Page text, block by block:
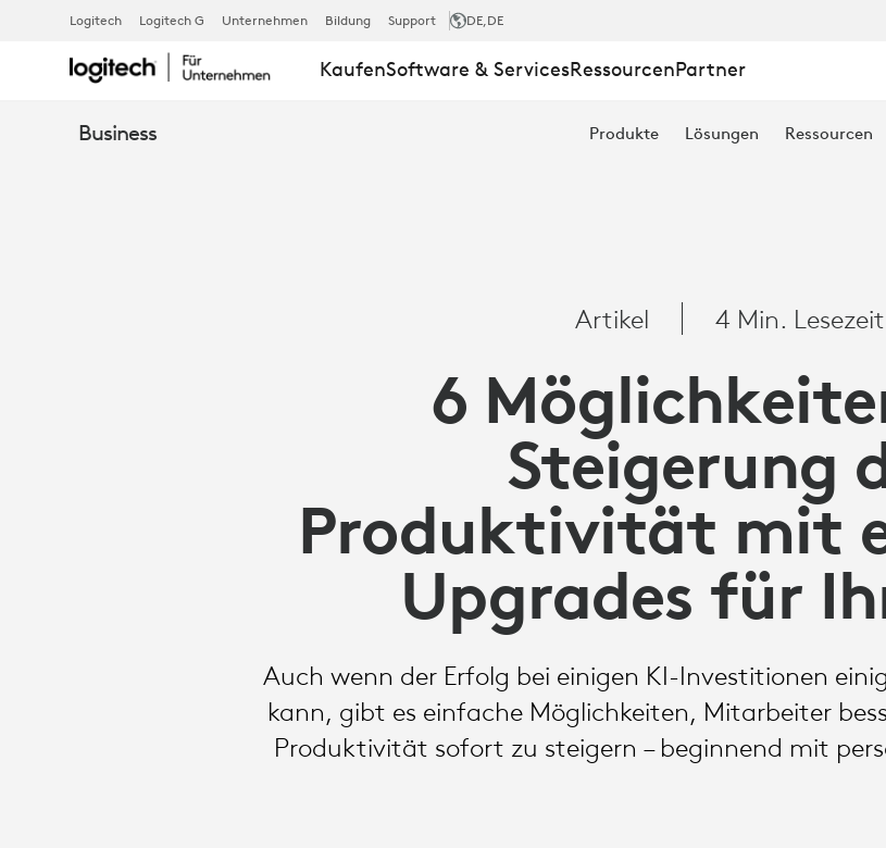
MÖGLICHKEITEN
PRODUKTIVITÄT
EINFACHEN
UPGRADES
Logitech Logitech G Unternehmen Bildung Support DE,DE
KaufenSoftware & ServicesRessourcenPartner
Business Produkte Lösungen Ressourcen
Artikel 4 Min. Lesezeit
6
Steigerung
Produktivität mit
Upgrades für
Auch wenn der Erfolg bei einigen KI-Investitionen
kann, gibt es einfache Möglichkeiten, Mitarbeiter
Produktivität sofort zu steigern – beginnend mit